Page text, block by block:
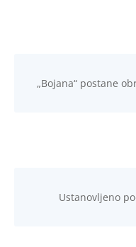
„Bojana“ postane
Ustanovljeno